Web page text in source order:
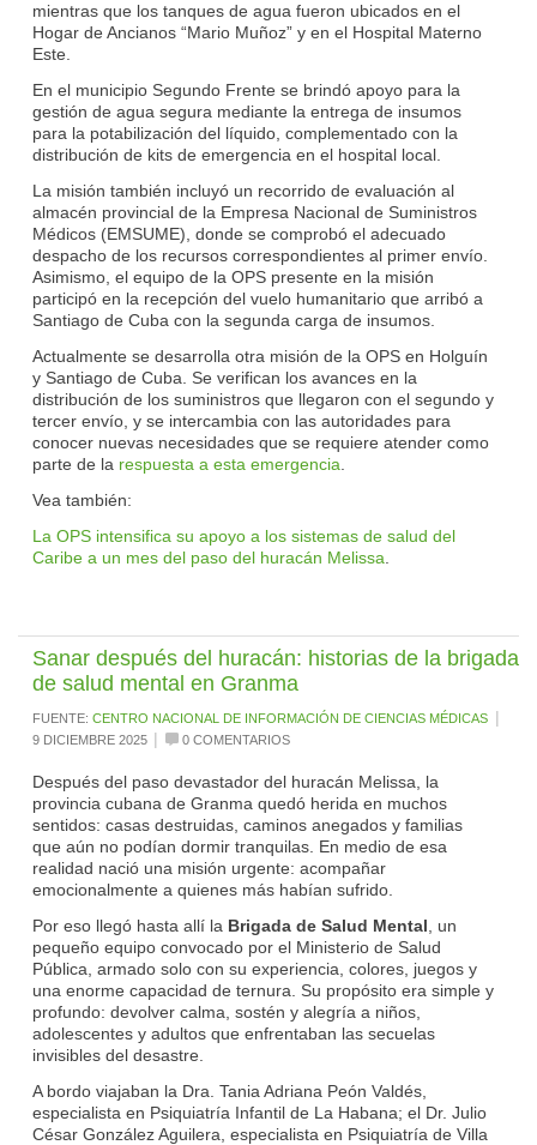
mientras que los tanques de agua fueron ubicados en el
Hogar de Ancianos “Mario Muñoz” y en el Hospital Materno
Este.
En el municipio Segundo Frente se brindó apoyo para la
gestión de agua segura mediante la entrega de insumos
para la potabilización del líquido, complementado con la
distribución de kits de emergencia en el hospital local.
La misión también incluyó un recorrido de evaluación al
almacén provincial de la Empresa Nacional de Suministros
Médicos (EMSUME), donde se comprobó el adecuado
despacho de los recursos correspondientes al primer envío.
Asimismo, el equipo de la OPS presente en la misión
participó en la recepción del vuelo humanitario que arribó a
Santiago de Cuba con la segunda carga de insumos.
Actualmente se desarrolla otra misión de la OPS en Holguín
y Santiago de Cuba. Se verifican los avances en la
distribución de los suministros que llegaron con el segundo y
tercer envío, y se intercambia con las autoridades para
conocer nuevas necesidades que se requiere atender como
parte de la respuesta a esta emergencia
Vea también:
La OPS intensifica su apoyo a los sistemas de salud del
Caribe a un mes del paso del huracán Melissa
Sanar después del huracán: historias de la brigada
de salud mental en Granma
FUENTE: CENTRO NACIONAL DE INFORMACIÓN DE CIENCIAS MÉDICAS |
9 DICIEMBRE 2025 | 0 COMENTARIOS
Después del paso devastador del huracán Melissa, la
provincia cubana de Granma quedó herida en muchos
sentidos: casas destruidas, caminos anegados y familias
que aún no podían dormir tranquilas. En medio de esa
realidad nació una misión urgente: acompañar
emocionalmente a quienes más habían sufrido.
Por eso llegó hasta allí la Brigada de Salud Mental , un
pequeño equipo convocado por el Ministerio de Salud
Pública, armado solo con su experiencia, colores, juegos y
una enorme capacidad de ternura. Su propósito era simple y
profundo: devolver calma, sostén y alegría a niños,
adolescentes y adultos que enfrentaban las secuelas
invisibles del desastre.
A bordo viajaban la Dra. Tania Adriana Peón Valdés,
especialista en Psiquiatría Infantil de La Habana; el Dr. Julio
César González Aguilera, especialista en Psiquiatría de Villa